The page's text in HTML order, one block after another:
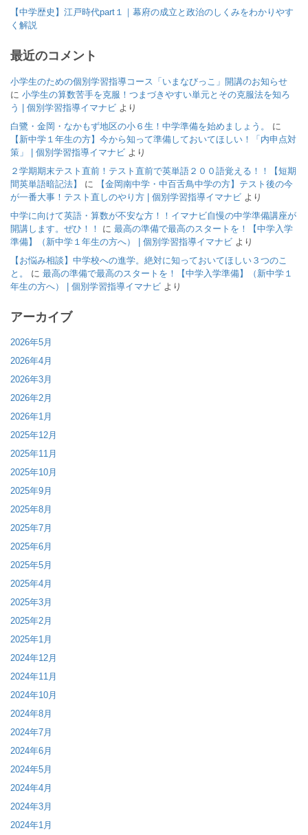
【中学歴史】江戸時代part１｜幕府の成立と政治のしくみをわかりやす
く解説
最近のコメント
小学生のための個別学習指導コース「いまなびっこ」開講のお知らせ
に 小学生の算数苦手を克服！つまづきやすい単元とその克服法を知ろ
う | 個別学習指導イマナビ より
白鷺・金岡・なかもず地区の小６生！中学準備を始めましょう。
に
【新中学１年生の方】今から知って準備しておいてほしい！「内申点対
策」 | 個別学習指導イマナビ より
２学期期末テスト直前！テスト直前で英単語２００語覚える！！【短期
間英単語暗記法】
に
【金岡南中学・中百舌鳥中学の方】テスト後の今
が一番大事！テスト直しのやり方 | 個別学習指導イマナビ より
中学に向けて英語・算数が不安な方！！イマナビ自慢の中学準備講座が
開講します。ぜひ！！
に 最高の準備で最高のスタートを！【中学入学
準備】（新中学１年生の方へ） | 個別学習指導イマナビ より
【お悩み相談】中学校への進学。絶対に知っておいてほしい３つのこ
と。
に 最高の準備で最高のスタートを！【中学入学準備】（新中学１
年生の方へ） | 個別学習指導イマナビ より
アーカイブ
2026年5月
2026年4月
2026年3月
2026年2月
2026年1月
2025年12月
2025年11月
2025年10月
2025年9月
2025年8月
2025年7月
2025年6月
2025年5月
2025年4月
2025年3月
2025年2月
2025年1月
2024年12月
2024年11月
2024年10月
2024年8月
2024年7月
2024年6月
2024年5月
2024年4月
2024年3月
2024年1月